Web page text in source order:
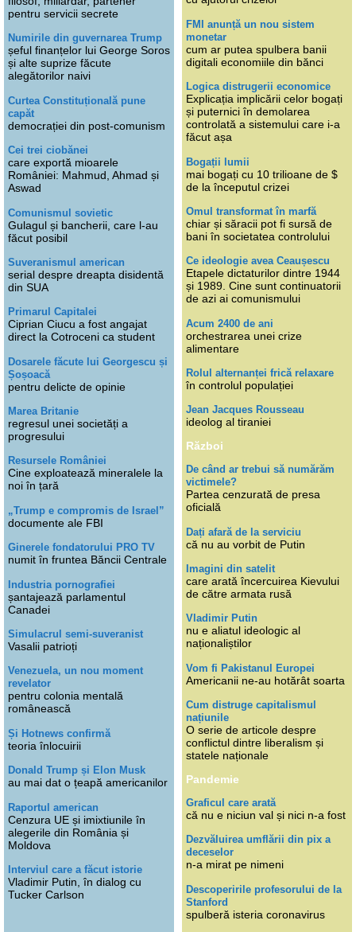
pentru servicii secrete
Numirile din guvernarea Trump
șeful finanțelor lui George Soros
și alte suprize făcute
alegătorilor naivi
Curtea Constituțională pune
capăt
democrației din post-comunism
Cei trei ciobănei
care exportă mioarele
României: Mahmud, Ahmad și
Aswad
Comunismul sovietic
Gulagul și bancherii, care l-au
făcut posibil
Suveranismul american
serial despre dreapta disidentă
din SUA
Primarul Capitalei
Ciprian Ciucu a fost angajat
direct la Cotroceni ca student
Dosarele făcute lui Georgescu și
Șoșoacă
pentru delicte de opinie
Marea Britanie
regresul unei societăți a
progresului
Resursele României
Cine exploatează mineralele la
noi în țară
„Trump e compromis de Israel”
documente ale FBI
Ginerele fondatorului PRO TV
numit în fruntea Băncii Centrale
Industria pornografiei
șantajează parlamentul
Canadei
Simulacrul semi-suveranist
Vasalii patrioți
Venezuela, un nou moment
revelator
pentru colonia mentală
românească
Și Hotnews confirmă
teoria înlocuirii
Donald Trump și Elon Musk
au mai dat o țeapă americanilor
Raportul american
Cenzura UE și imixtiunile în
alegerile din România și
Moldova
Interviul care a făcut istorie
Vladimir Putin, în dialog cu
Tucker Carlson
FMI anunță un nou sistem
monetar
cum ar putea spulbera banii
digitali economiile din bănci
Logica distrugerii economice
Explicația implicării celor bogați
și puternici în demolarea
controlată a sistemului care i-a
făcut așa
Bogații lumii
mai bogați cu 10 trilioane de $
de la începutul crizei
Omul transformat în marfă
chiar și săracii pot fi sursă de
bani în societatea controlului
Ce ideologie avea Ceaușescu
Etapele dictaturilor dintre 1944
și 1989. Cine sunt continuatorii
de azi ai comunismului
Acum 2400 de ani
orchestrarea unei crize
alimentare
Rolul alternanței frică relaxare
în controlul populației
Jean Jacques Rousseau
ideolog al tiraniei
Război
De când ar trebui să numărăm
victimele?
Partea cenzurată de presa
oficială
Dați afară de la serviciu
că nu au vorbit de Putin
Imagini din satelit
care arată încercuirea Kievului
de către armata rusă
Vladimir Putin
nu e aliatul ideologic al
naționaliștilor
Vom fi Pakistanul Europei
Americanii ne-au hotărât soarta
Cum distruge capitalismul
națiunile
O serie de articole despre
conflictul dintre liberalism și
statele naționale
Pandemie
Graficul care arată
că nu e niciun val și nici n-a fost
Dezvăluirea umflării din pix a
deceselor
n-a mirat pe nimeni
Descoperirile profesorului de la
Stanford
spulberă isteria coronavirus